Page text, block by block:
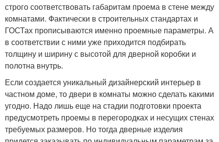
строго соответствовать габаритам проема в стене между
комнатами. Фактически в строительных стандартах и
ГОСТах прописываются именно проемные параметры. А
в соответствии с ними уже приходится подбирать
толщину и ширину с высотой для дверной коробки и
полотна внутрь.
Если создается уникальный дизайнерский интерьер в
частном доме, то двери в комнаты можно сделать какими
угодно. Надо лишь еще на стадии подготовки проекта
предусмотреть проемы в перегородках и несущих стенах
требуемых размеров. Но тогда дверные изделия